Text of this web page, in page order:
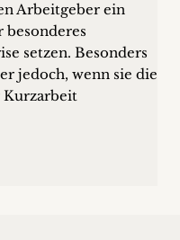
Arbeitgeber ein
setzen. Besonders
jedoch, wenn sie die
Kurzarbeit